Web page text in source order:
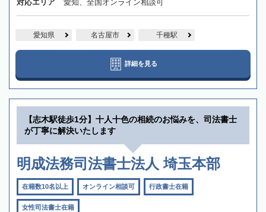
対応エリア 愛知、全国オンライン相談可
愛知県 名古屋市 千種駅
詳細を見る
【志木駅徒歩1分】十人十色の相続のお悩みを、司法書士
が丁寧に解決いたします
明成法務司法書士法人 埼玉本部
在籍数10名以上 オンライン相談可 行政書士在籍
女性司法書士在籍